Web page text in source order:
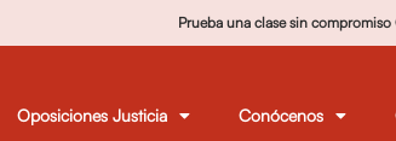
Prueba una clase sin compromiso
Oposiciones Justicia Conócenos